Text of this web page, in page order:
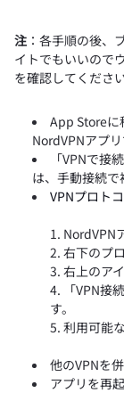
注 ：各手順の後、
イトでもいいので
を確認してください
App Storeに
NordVPNアプ
「VPNで接
は、手動接続
VPNプロト
NordVPN
右下のプ
右上のア
「VPN接
す。
利用可能
他のVPNを
アプリを再